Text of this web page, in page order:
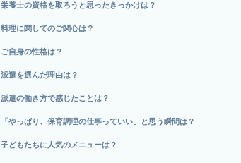
栄養士の資格を取ろうと思ったきっかけは？
料理に関してのご関心は？
ご自身の性格は？
派遣を選んだ理由は？
派遣の働き方で感じたことは？
「やっぱり、保育調理の仕事っていい」と思う瞬間は？
子どもたちに人気のメニューは？